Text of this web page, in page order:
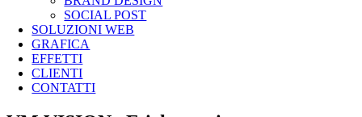
SOCIAL POST
SOLUZIONI WEB
GRAFICA
EFFETTI
CLIENTI
CONTATTI